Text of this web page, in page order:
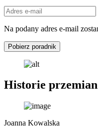
Na podany adres e-mail
Pobierz poradnik
Historie przemian
Joanna Kowalska